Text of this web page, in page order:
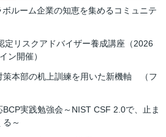
ルーム企業の知恵を集めるコミュニテ
定リスクアドバイザー養成講座（2026
ン開催）
策本部の机上訓練を用いた新機軸 （フ
実践勉強会～NIST CSF 2.0で、止ま
る～